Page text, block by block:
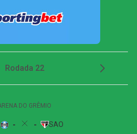
alguns contra-ataques. Os
sem gols no Maracanã.
do Maracanã, Rio de Janeiro (RJ)